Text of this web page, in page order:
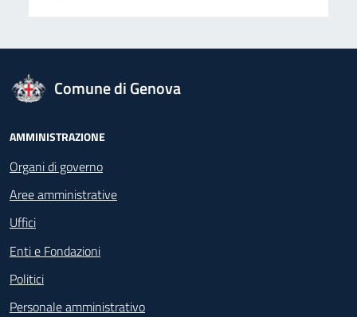
logo Unione Europea
Comune di Genova
Footer - Navigazione
AMMINISTRAZIONE
Organi di governo
Aree amministrative
Uffici
Enti e Fondazioni
Politici
Personale amministrativo